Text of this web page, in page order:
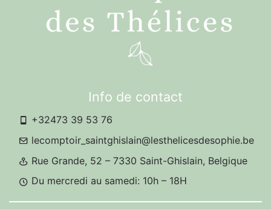
Info de contact
+32473 39 53 76
lecomptoir_saintghislain@lesthelicesdesophie.be
Rue Grande, 52 – 7330 Saint-Ghislain, Belgique
Du mercredi au samedi: 10h – 18H